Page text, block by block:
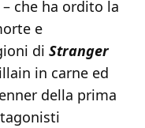
che ha ordito la
e
di Stranger
in carne ed
della prima